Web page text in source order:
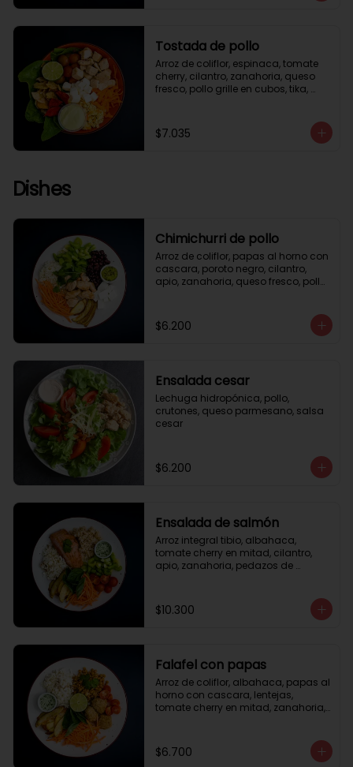
Tostada de pollo
Arroz de coliflor, espinaca, tomate
cherry, cilantro, zanahoria, queso
fresco, pollo grille en cubos, tika,
$7.035
Dishes
Chimichurri de pollo
Arroz de coliflor, papas al horno con
cascara, poroto negro, cilantro,
apio, zanahoria, queso fresco, pollo
$6.200
Ensalada cesar
Lechuga hidropónica, pollo,
crutones, queso parmesano, salsa
cesar
$6.200
Ensalada de salmón
Arroz integral tibio, albahaca,
tomate cherry en mitad, cilantro,
apio, zanahoria, pedazos de
verde, limón.
$10.300
Falafel con papas
Arroz de coliflor, albahaca, papas al
horno con cascara, lentejas,
tomate cherry en mitad, zanahoria,
$6.700